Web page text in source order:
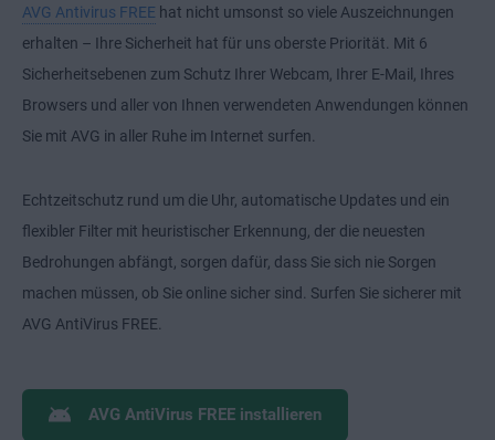
AVG Antivirus FREE hat nicht umsonst so viele Auszeichnungen
erhalten – Ihre Sicherheit hat für uns oberste Priorität. Mit 6
Sicherheitsebenen zum Schutz Ihrer Webcam, Ihrer E-Mail, Ihres
Browsers und aller von Ihnen verwendeten Anwendungen können
Sie mit AVG in aller Ruhe im Internet surfen.
Echtzeitschutz rund um die Uhr, automatische Updates und ein
flexibler Filter mit heuristischer Erkennung, der die neuesten
Bedrohungen abfängt, sorgen dafür, dass Sie sich nie Sorgen
machen müssen, ob Sie online sicher sind. Surfen Sie sicherer mit
AVG AntiVirus FREE.
AVG AntiVirus FREE installieren